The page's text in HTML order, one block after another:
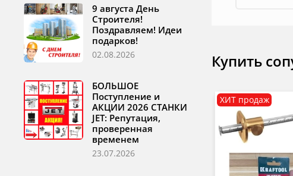
Купить
ХИТ продаж
9 августа День
Строителя!
Поздравляем! Идеи
подарков!
02.08.2026
БОЛЬШОЕ
Поступление и
АКЦИИ 2026 СТАНКИ
JET: Репутация,
проверенная
временем
23.07.2026